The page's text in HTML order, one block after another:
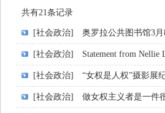
共有21条记录
[社会政治] 奥罗拉公共图书馆3
[社会政治] Statement from Nellie
[社会政治] “女权是人权”摄影展
[社会政治] 做女权主义者是一件